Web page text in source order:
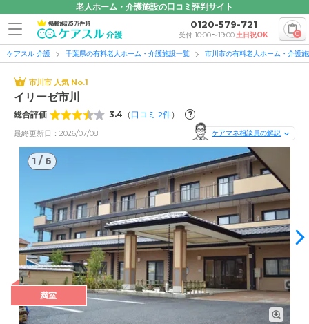
老人ホーム・介護施設の口コミ評判サイト
掲載施設5万件超 0120-579-721
受付 10:00〜19:00土日祝OK 0
ケアスル 介護 千葉県の有料老人ホーム・介護施設一覧 市川市の有料老人ホーム・介護
市川市 人気 No.1
イリーゼ市川
総合評価 3.4 （ 口コミ 2件） ?
最終更新日：2026/07/08 ケアマネ相談員の解説
1 / 6
満室